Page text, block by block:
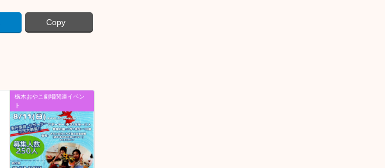
Copy
栃木おやこ劇場関連イベン
ト